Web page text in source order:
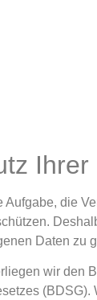
die
Daten zu
wir den